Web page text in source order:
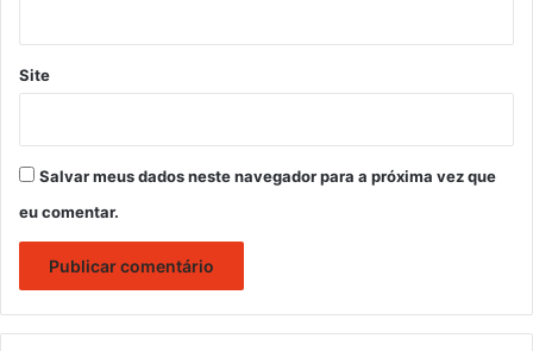
Site
Salvar meus dados neste navegador para a próxima vez que
eu comentar.